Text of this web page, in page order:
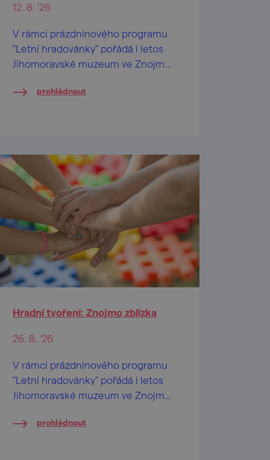
12. 8. '26
V rámci prázdninového programu
"Letní hradovánky" pořádá i letos
Jihomoravské muzeum ve Znojmě
tvůrčí dílničky pro děti od 2 let a
prohlédnout
Hradní tvoření: Znojmo zblízka
26. 8. '26
V rámci prázdninového programu
"Letní hradovánky" pořádá i letos
Jihomoravské muzeum ve Znojmě
tvůrčí dílničky pro děti od 2 let a
prohlédnout